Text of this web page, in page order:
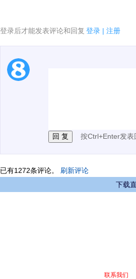
登录后才能发表评论和回复 登录 | 注册
1.电脑端新用户可以发
按Ctrl+Enter发表
已有1272条评论。 刷新评论
下载
联系我们